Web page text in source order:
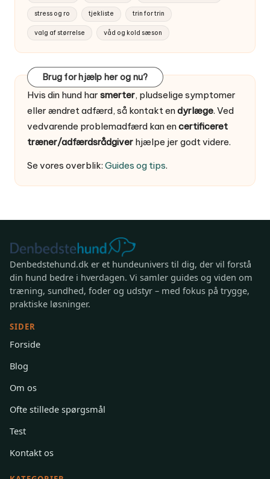
stress og ro tjekliste trin for trin
valg af størrelse våd og kold sæson
Brug for hjælp her og nu?
Hvis din hund har smerter, pludselige symptomer
eller ændret adfærd, så kontakt endyrlæge. Ved
vedvarende problemadfærd kan encertificeret
træner/adfærdsrådgiver hjælpe jer godt videre.
Se vores overblik: Guides og tips.
Denbedstehund.dk er et hundeunivers til dig, der vil forstå
din hund bedre i hverdagen. Vi samler guides og viden om
træning, sundhed, foder og udstyr – med fokus på trygge,
praktiske løsninger.
SIDER
Forside
Blog
Om os
Ofte stillede spørgsmål
Test
Kontakt os